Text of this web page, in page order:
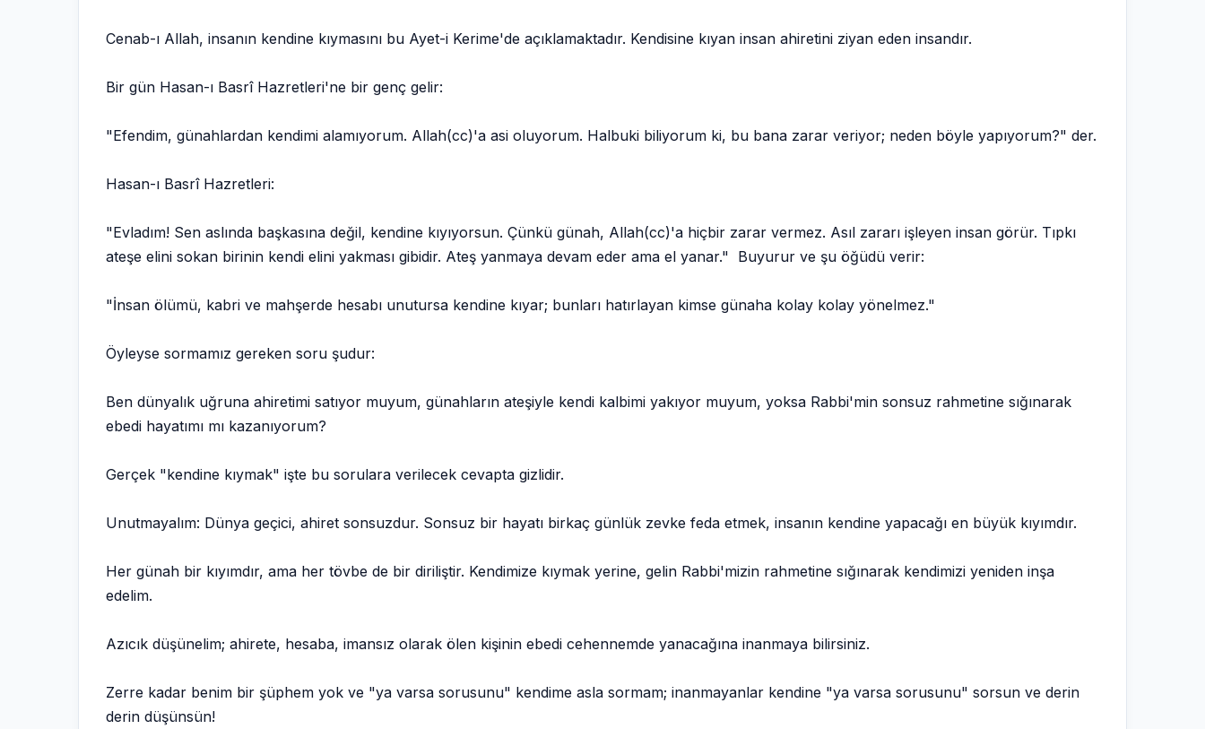
Cenab-ı Allah, insanın kendine kıymasını bu Ayet-i Kerime'de açıklamaktadır. Kendisine kıyan insan ahiretini ziyan eden insandır.
Bir gün Hasan-ı Basrî Hazretleri'ne bir genç gelir:
"Efendim, günahlardan kendimi alamıyorum. Allah(cc)'a asi oluyorum. Halbuki biliyorum ki, bu bana zarar veriyor; neden böyle yapıyorum?" der.
Hasan-ı Basrî Hazretleri:
"Evladım! Sen aslında başkasına değil, kendine kıyıyorsun. Çünkü günah, Allah(cc)'a hiçbir zarar vermez. Asıl zararı işleyen insan görür. Tıpkı
ateşe elini sokan birinin kendi elini yakması gibidir. Ateş yanmaya devam eder ama el yanar." Buyurur ve şu öğüdü verir:
"İnsan ölümü, kabri ve mahşerde hesabı unutursa kendine kıyar; bunları hatırlayan kimse günaha kolay kolay yönelmez."
Öyleyse sormamız gereken soru şudur:
Ben dünyalık uğruna ahiretimi satıyor muyum, günahların ateşiyle kendi kalbimi yakıyor muyum, yoksa Rabbi'min sonsuz rahmetine sığınarak
ebedi hayatımı mı kazanıyorum?
Gerçek "kendine kıymak" işte bu sorulara verilecek cevapta gizlidir.
Unutmayalım: Dünya geçici, ahiret sonsuzdur. Sonsuz bir hayatı birkaç günlük zevke feda etmek, insanın kendine yapacağı en büyük kıyımdır.
Her günah bir kıyımdır, ama her tövbe de bir diriliştir. Kendimize kıymak yerine, gelin Rabbi'mizin rahmetine sığınarak kendimizi yeniden inşa
edelim.
Azıcık düşünelim; ahirete, hesaba, imansız olarak ölen kişinin ebedi cehennemde yanacağına inanmaya bilirsiniz.
Zerre kadar benim bir şüphem yok ve "ya varsa sorusunu" kendime asla sormam; inanmayanlar kendine "ya varsa sorusunu" sorsun ve derin
derin düşünsün!